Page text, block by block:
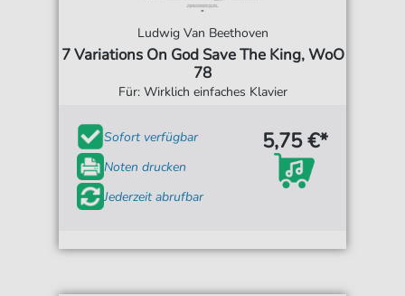
Ludwig Van Beethoven
7 Variations On God Save The King, WoO
78
Für: Wirklich einfaches Klavier
Sofort verfügbar
Noten drucken
Jederzeit abrufbar
5,75 €*